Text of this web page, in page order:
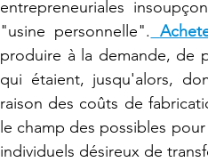
entrepreneuriales
"usine personnelle".
produire à la demande, de
qui étaient, jusqu'alors,
raison des coûts de
le champ des possibles
individuels désireux de